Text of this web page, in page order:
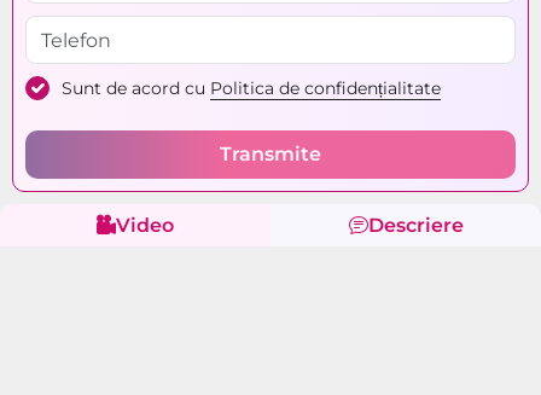
Sunt de acord cu Politica de confidențialitate
Transmite
Video Descriere